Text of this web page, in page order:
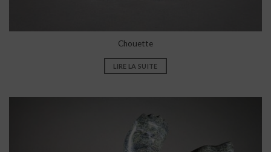
Chouette
LIRE LA SUITE